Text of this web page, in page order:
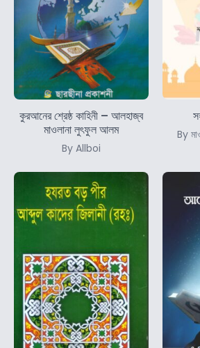
কুরআনের শ্রেষ্ঠ কাহিনী – আলহাজ্ব
মাওলানা লুৎফুল আলম
By Allboi
By